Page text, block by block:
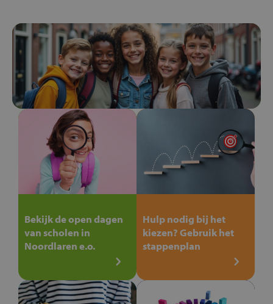
Bekijk de open dagen
van scholen in
Noordlaren e.o.
Hulp nodig bij het
kiezen? Gebruik het
stappenplan